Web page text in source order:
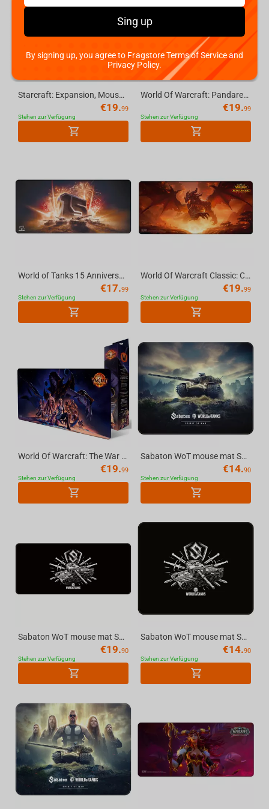
Starcraft: Expansion, Mousepad, XL
€19.99
Stehen zur Verfügung
World Of Warcraft: Pandaren With Lanterns, Mousepad, XL
€19.99
Stehen zur Verfügung
World of Tanks 15 Anniversary Mousepad, XL
€17.99
Stehen zur Verfügung
World Of Warcraft Classic: Cataclysm Deathwing, Mousepad, XL
€19.99
Stehen zur Verfügung
World Of Warcraft: The War Within, Mousepad, XL
€19.99
Stehen zur Verfügung
Sabaton WoT mouse mat Swords Large
€14.90
Stehen zur Verfügung
Sabaton WoT mouse mat Swords X-Large
€19.90
Stehen zur Verfügung
Sabaton WoT mouse mat Swords Large
€14.90
Stehen zur Verfügung
Sing up
By signing up, you agree to Fragstore Terms of Service and
Privacy Policy.